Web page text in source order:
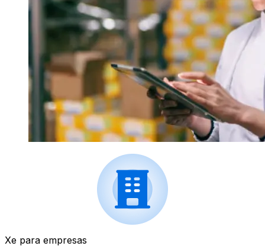
Xe para empresas